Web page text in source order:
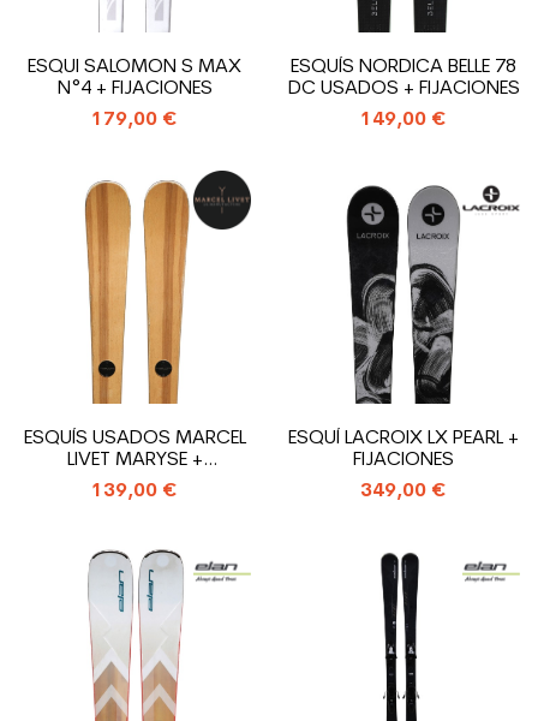
ESQUI SALOMON S MAX
N°4 + FIJACIONES
179,00 €
ESQUÍS NORDICA BELLE 78
DC USADOS + FIJACIONES
149,00 €
ESQUÍS USADOS MARCEL
LIVET MARYSE +
FIJACIONES
139,00 €
ESQUÍ LACROIX LX PEARL +
FIJACIONES
349,00 €